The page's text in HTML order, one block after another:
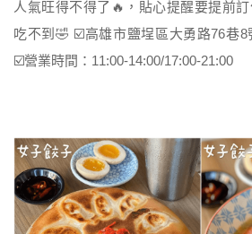
人氣旺得不得了🔥，貼心提醒要提前
吃不到🤣 ☑️高雄市鹽埕區大勇路76巷8
☑️營業時間：11:00-14:00/17:00-21:00